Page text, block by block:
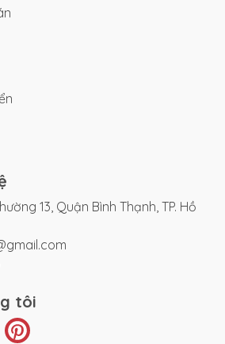
13, Quận Bình Thạnh, TP. Hồ
tôi